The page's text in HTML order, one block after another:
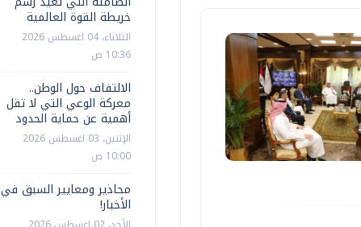
خريطة القوة العالمية
الثلاثاء، 04 اغسطس 2026
10:36 ص
الالتفاف حول الوطن..
معركة الوعي التي لا تقل
أهمية عن حماية الحدود
الإثنين، 03 اغسطس 2026
10:00 ص
محاذير ومعايير السبق في
الأخبار!